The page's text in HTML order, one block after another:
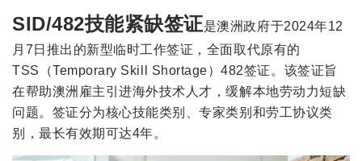
SID/482技能紧缺签证是澳洲政府于2024年12
月7日推出的新型临时工作签证，全面取代原有的
TSS（Temporary Skill Shortage）482签证。该签证旨
在帮助澳洲雇主引进海外技术人才，缓解本地劳动力短缺
问题。签证分为核心技能类别、专家类别和劳工协议类
别，最长有效期可达4年。